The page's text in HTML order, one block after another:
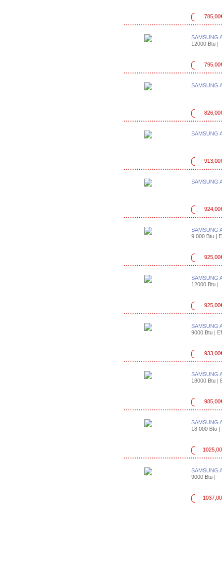
SAMSUNG
12000 Btu |
SAMSUNG
SAMSUNG
SAMSUNG
SAMSUNG
9.000 Btu |
SAMSUNG
12000 Btu |
SAMSUNG
9000 Btu |
SAMSUNG
18000 Btu |
SAMSUNG
18.000 Btu |
SAMSUNG
9000 Btu |